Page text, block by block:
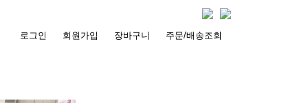
로그인 회원가입 장바구니 주문/배송조회